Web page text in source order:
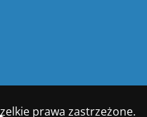
prawa zastrzeżone.